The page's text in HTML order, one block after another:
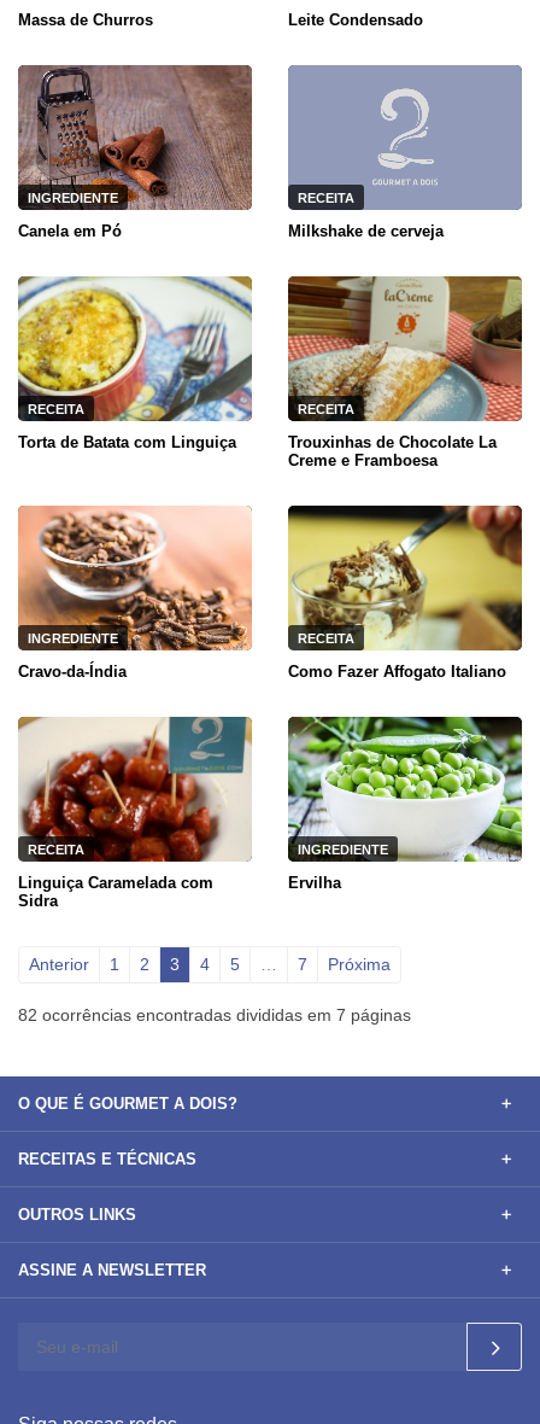
Massa de Churros Leite Condensado
INGREDIENTE
Canela em Pó
RECEITA
Milkshake de cerveja
RECEITA
Torta de Batata com Linguiça
RECEITA
Trouxinhas de Chocolate La
Creme e Framboesa
INGREDIENTE
Cravo-da-Índia
RECEITA
Como Fazer Affogato Italiano
RECEITA
Linguiça Caramelada com
Sidra
INGREDIENTE
Ervilha
Anterior 1 2 3 4 5 7 Próxima
82 ocorrências encontradas divididas em 7 páginas
O QUE É GOURMET A DOIS?
RECEITAS E TÉCNICAS
OUTROS LINKS
ASSINE A NEWSLETTER